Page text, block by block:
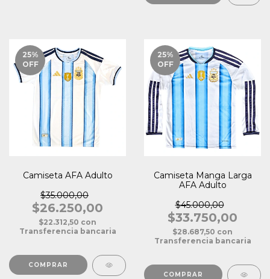
25%
OFF
Camiseta AFA Adulto
$35.000,00
$26.250,00
$22.312,50 con
Transferencia bancaria
COMPRAR
25%
OFF
Camiseta Manga Larga
AFA Adulto
$45.000,00
$33.750,00
$28.687,50 con
Transferencia bancaria
COMPRAR